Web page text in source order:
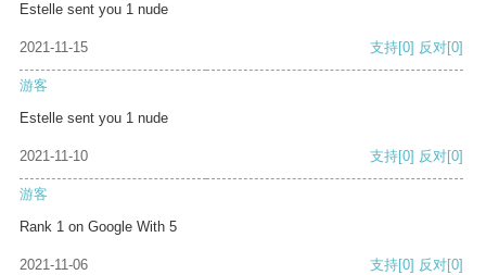
Estelle sent you 1 nude
2021-11-15 支持[0] 反对[0]
游客
Estelle sent you 1 nude
2021-11-10 支持[0] 反对[0]
游客
Rank 1 on Google With 5
2021-11-06 支持[0] 反对[0]